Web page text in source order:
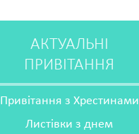
АКТУАЛЬНІ
ПРИВІТАННЯ
Привітання з Хрестинами
Листівки з днем